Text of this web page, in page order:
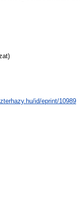
id/eprint/10989